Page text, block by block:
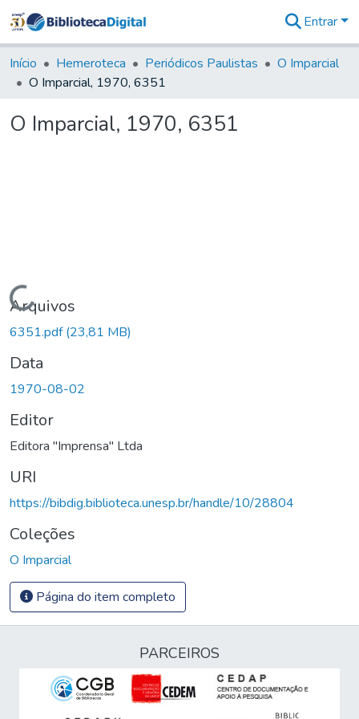
&
Coleções
Tudo na
Digital
Entrar
Início Hemeroteca Periódicos Paulistas
O Imparcial
O Imparcial, 1970, 6351
O Imparcial, 1970, 6351
Carregando...
Arquivos
6351.pdf(23,81 MB)
Data
1970-08-02
Editor
Editora "Imprensa" Ltda
URI
https://bibdig.biblioteca.unesp.br/handle/10/28804
Coleções
O Imparcial
Página do item completo
PARCEIROS